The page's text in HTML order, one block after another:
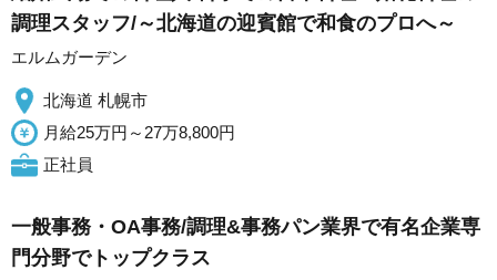
調理スタッフ/～北海道の迎賓館で和食のプロへ～
エルムガーデン
北海道 札幌市
月給25万円～27万8,800円
正社員
一般事務・OA事務/調理&事務パン業界で有名企業専
門分野でトップクラス